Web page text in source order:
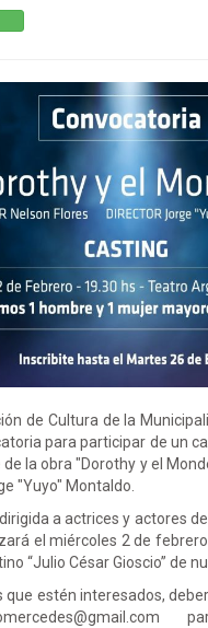
de Cultura de la
para participar de un
la obra "Dorothy y el
"Yuyo" Montaldo.
a actrices y actores
el miércoles 2 de
“Julio César Gioscio” de
que estén interesados,